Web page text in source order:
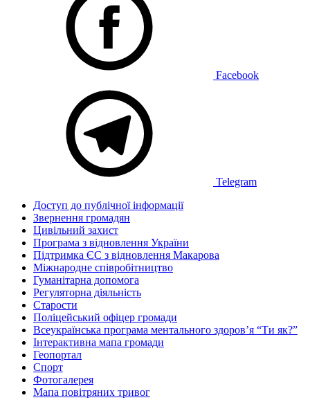
Facebook
Telegram
Доступ до публічної інформації
Звернення громадян
Цивільний захист
Програма з відновлення України
Підтримка ЄС з відновлення Макарова
Міжнародне співробітництво
Гуманітарна допомога
Регуляторна діяльність
Старости
Поліцейський офіцер громади
Всеукраїнська програма ментального здоров’я “Ти як?”
Інтерактивна мапа громади
Геопортал
Спорт
Фотогалерея
Мапа повітряних тривог